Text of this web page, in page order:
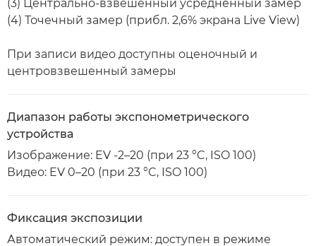
(3) Центрально-взвешенный усредненный замер
(4) Точечный замер (прибл. 2,6% экрана Live View)
При записи видео доступны оценочный и
центровзвешенный замеры
Диапазон работы экспонометрического
устройства
Изображение: EV -2–20 (при 23 °C, ISO 100)
Видео: EV 0–20 (при 23 °C, ISO 100)
Фиксация экспозиции
Автоматический режим: доступен в режиме